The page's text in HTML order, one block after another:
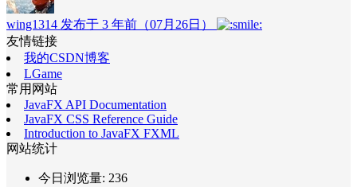
wing1314 发布于 3 年前（07月26日）
友情链接
我的CSDN博客
LGame
常用网站
JavaFX API Documentation
JavaFX CSS Reference Guide
Introduction to JavaFX FXML
网站统计
今日浏览量: 236